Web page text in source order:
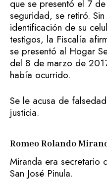
que se presentó el 7
seguridad, se retiró.
identificación de su
testigos, la Fiscalía
se presentó al Hogar
del 8 de marzo de
había ocurrido.
Se le acusa de
justicia.
Romeo Rolando
Miranda era secretario
San José Pinula.